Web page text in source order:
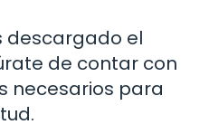
descargado el
de contar con
necesarios para